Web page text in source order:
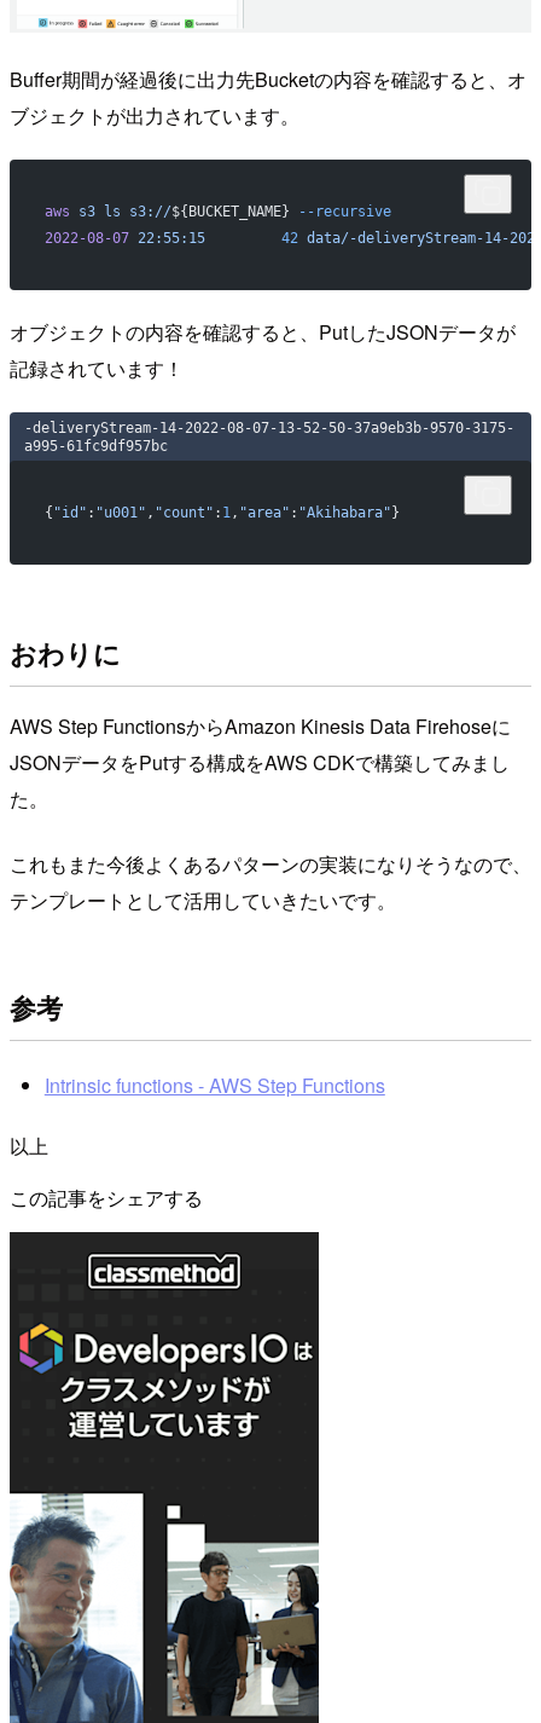
Buffer期間が経過後に出力先Bucketの内容を確認すると、オ
ブジェクトが出力されています。
aws s3 ls s3://${BUCKET_NAME}
--recursive
2022-08-07 22:55:15
         42
data/-deliveryStream-14-
オブジェクトの内容を確認すると、PutしたJSONデータが
記録されています！
-deliveryStream-14-2022-08-07-13-52-50-37a9eb3b-9570-3175-
a995-61fc9df957bc
{ "id" : "u001" , "count" : 1, "area" : "Akihabara" }
おわりに
AWS Step FunctionsからAmazon Kinesis Data Firehoseに
JSONデータをPutする構成をAWS CDKで構築してみまし
た。
これもまた今後よくあるパターンの実装になりそうなので、
テンプレートとして活用していきたいです。
参考
Intrinsic functions - AWS Step Functions
以上
この記事をシェアする